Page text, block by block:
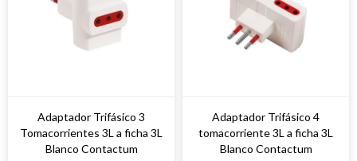
Adaptador Trifásico 3
Tomacorrientes 3L a ficha 3L
Blanco Contactum
Adaptador Trifásico 4
tomacorriente 3L a ficha 3L
Blanco Contactum